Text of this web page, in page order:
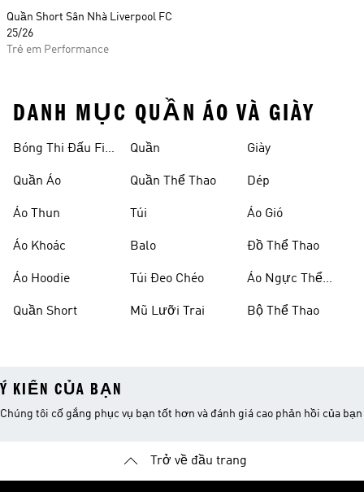
Quần Short Sân Nhà Liverpool FC
25/26
Trẻ em Performance
DANH MỤC QUẦN ÁO VÀ GIÀY
Bóng Thi Đấu Fifa
Quần Áo
Áo Thun
Áo Khoác
Áo Hoodie
Quần Short
Quần
Quần Thể Thao
Túi
Balo
Túi Đeo Chéo
Mũ Lưỡi Trai
Giày
Dép
Áo Gió
Đồ Thể Thao
Áo Ngực Thể
Bộ Thể Thao
Ý KIẾN CỦA BẠN
Chúng tôi cố gắng phục vụ bạn tốt hơn và đánh giá cao phản hồi của bạn
Trở về đầu trang